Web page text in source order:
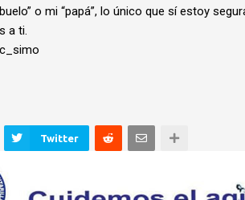
o mi “papá”, lo único que sí estoy
a ti.
Twitter